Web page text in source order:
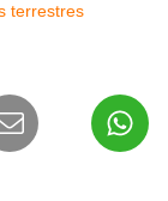
terrestres